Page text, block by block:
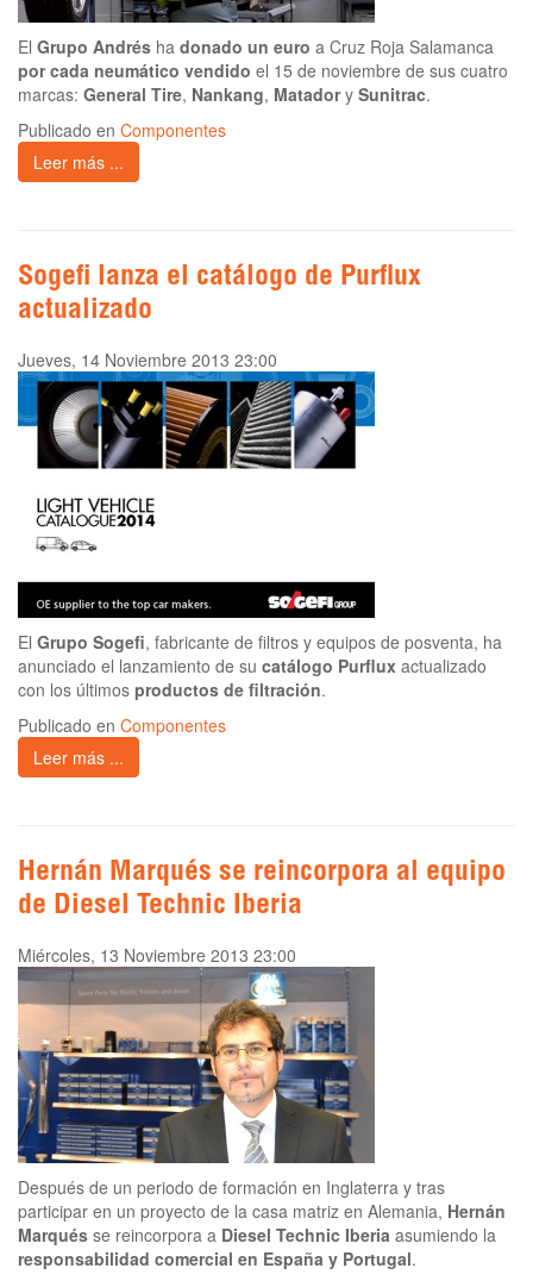
El Grupo Andrés ha donado un euro a Cruz Roja Salamanca
por cada neumático vendido el 15 de noviembre de sus cuatro
marcas: General Tire, Nankang, Matadory Sunitrac.
Publicado en Componentes
Leer más ...
Sogefi lanza el catálogo de Purflux
actualizado
Jueves, 14 Noviembre 2013 23:00
El Grupo Sogefi, fabricante de filtros y equipos de posventa, ha
anunciado el lanzamiento de su catálogo Purflux actualizado
con los últimos productos de filtración.
Publicado en Componentes
Leer más ...
Hernán Marqués se reincorpora al equipo
de Diesel Technic Iberia
Miércoles, 13 Noviembre 2013 23:00
Después de un periodo de formación en Inglaterra y tras
participar en un proyecto de la casa matriz en Alemania, Hernán
Marqués se reincorpora a Diesel Technic Iberia asumiendo la
responsabilidad comercial en España y Portugal.